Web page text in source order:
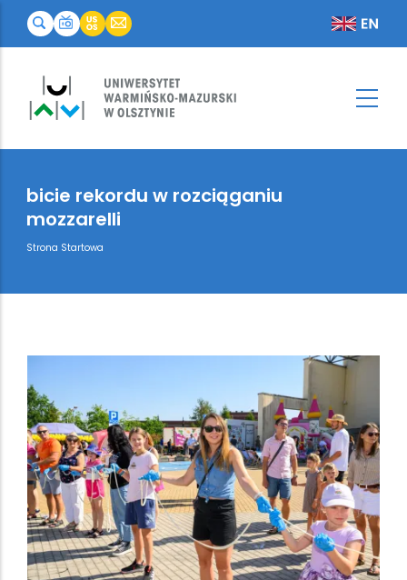
bicie rekordu w rozciąganiu
mozzarelli
Breadcrumb
Strona Startowa